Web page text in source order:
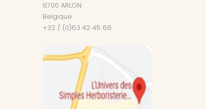
6700 ARLON
Belgique
+32 / (0)63 42 45 66